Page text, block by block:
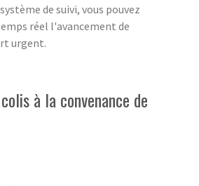
de suivi, vous pouvez
réel l'avancement de
urgent.
à la convenance de